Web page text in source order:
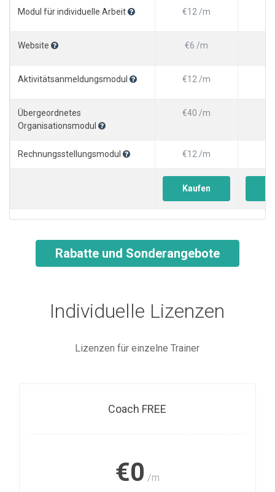
Modul für individuelle Arbeit €12 /m
Website €6 /m
Aktivitätsanmeldungsmodul €12 /m
Übergeordnetes
Organisationsmodul
€40 /m
Rechnungsstellungsmodul €12 /m
Kaufen
Rabatte und Sonderangebote
Individuelle Lizenzen
Lizenzen für einzelne Trainer
Coach FREE
€0 /m